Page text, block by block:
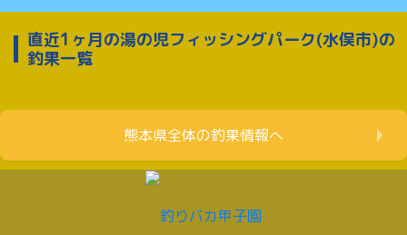
直近1ヶ月の湯の児フィッシングパーク(水俣市)の
釣果一覧
熊本県全体の釣果情報へ